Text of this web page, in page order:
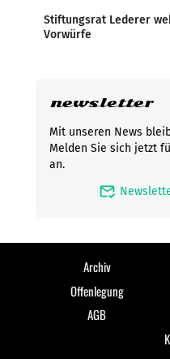
Stiftungsrat Lederer
Vorwürfe
newsletter
Mit unseren News
Melden Sie sich jetzt
an.
mark_email_read
Archiv
Offenlegung
AGB